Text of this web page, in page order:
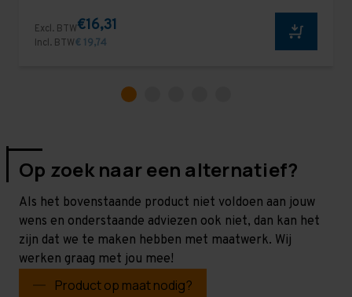
Excl. BTW€16,31
Incl. BTW€ 19,74
Op zoek naar een alternatief?
Als het bovenstaande product niet voldoen aan jouw
wens en onderstaande adviezen ook niet, dan kan het
zijn dat we te maken hebben met maatwerk. Wij
werken graag met jou mee!
Product op maat nodig?